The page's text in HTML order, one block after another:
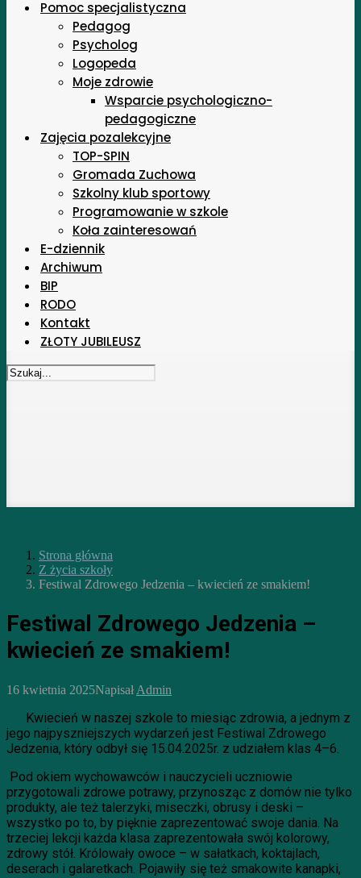
Pomoc specjalistyczna
Pedagog
Psycholog
Logopeda
Moje zdrowie
Wsparcie psychologiczno-
pedagogiczne
Zajęcia pozalekcyjne
TOP-SPIN
Gromada Zuchowa
Szkolny klub sportowy
Programowanie w szkole
Koła zainteresowań
E-dziennik
Archiwum
BIP
RODO
Kontakt
ZŁOTY JUBILEUSZ
Strona główna
Z życia szkoły
Festiwal Zdrowego Jedzenia – kwiecień ze smakiem!
Festiwal Zdrowego Jedzenia –
kwiecień ze smakiem!
16 kwietnia 2025NapisałAdmin
Kwiecień w naszej szkole to miesiąc zdrowia, a jednym z
jego najpyszniejszych wydarzeń jest Festiwal Zdrowego
Jedzenia, który odbył się 15.04.2025r. z udziałem klas 4–6.
Pod okiem wychowawców i nauczycieli uczniowie
przygotowali zdrowe potrawy, przynosząc z domów nie tylko
produkty, ale też talerzyki, miseczki, obrusy i deski –
wszystko po to, by pięknie zaprezentować swoje dania. Na
trzeciej lekcji każda klasa zaprezentowała swój kolorowy,
zdrowy stół. Królowały owoce – w sałatkach, koktajlach,
deserach i galaretkach. Pojawiły się też smakowite kanapki,